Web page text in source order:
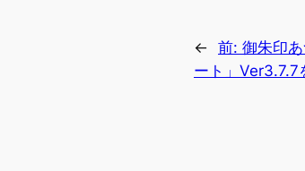
← 前: 御朱印
ート」Ver3.7.7